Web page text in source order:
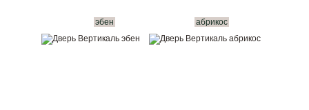
эбен абрикос